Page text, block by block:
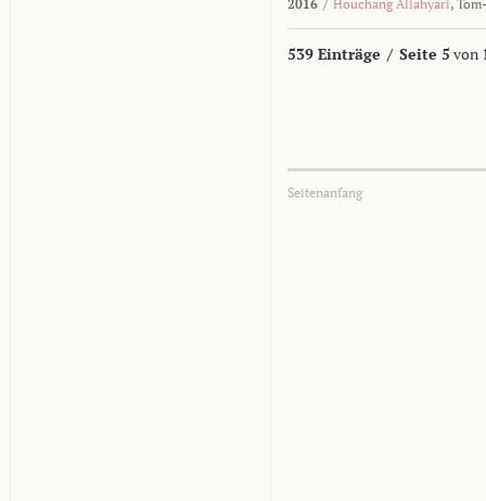
2016 / Houchang Allahyari,
539 Einträge / Seite 5 von
Seitenanfang